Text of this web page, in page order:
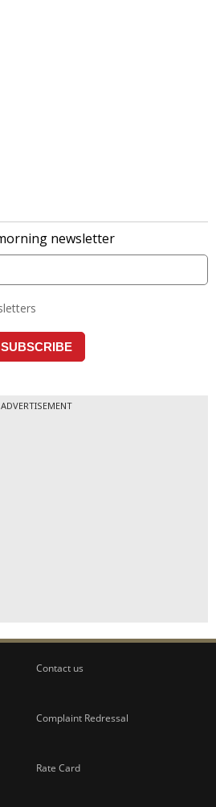
ADVERTISEMENT
Contact us
Complaint Redressal
Rate Card